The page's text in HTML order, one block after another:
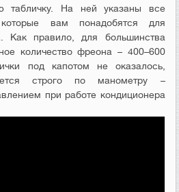
табличку. На ней указаны все
вам понадобятся для
Как правило, для большинства
количество фреона – 400–600
под капотом не оказалось,
строго по манометру –
при работе кондиционера